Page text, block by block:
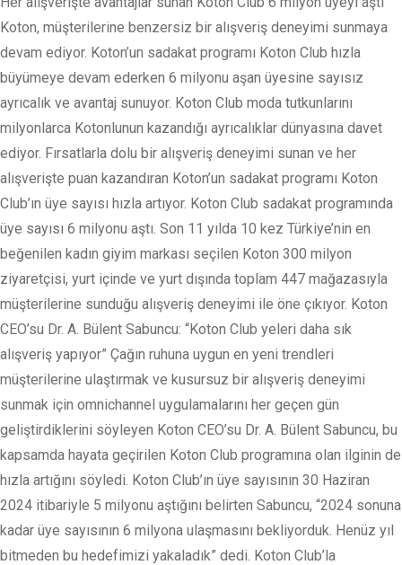
Koton, müşterilerine benzersiz bir alışveriş deneyimi sunmaya
devam ediyor. Koton’un sadakat programı Koton Club hızla
büyümeye devam ederken 6 milyonu aşan üyesine sayısız
ayrıcalık ve avantaj sunuyor. Koton Club moda tutkunlarını
milyonlarca Kotonlunun kazandığı ayrıcalıklar dünyasına davet
ediyor. Fırsatlarla dolu bir alışveriş deneyimi sunan ve her
alışverişte puan kazandıran Koton’un sadakat programı Koton
Club’ın üye sayısı hızla artıyor. Koton Club sadakat programında
üye sayısı 6 milyonu aştı. Son 11 yılda 10 kez Türkiye’nin en
beğenilen kadın giyim markası seçilen Koton 300 milyon
ziyaretçisi, yurt içinde ve yurt dışında toplam 447 mağazasıyla
müşterilerine sunduğu alışveriş deneyimi ile öne çıkıyor. Koton
CEO’su Dr. A. Bülent Sabuncu: “Koton Club yeleri daha sık
alışveriş yapıyor” Çağın ruhuna uygun en yeni trendleri
müşterilerine ulaştırmak ve kusursuz bir alışveriş deneyimi
sunmak için omnichannel uygulamalarını her geçen gün
geliştirdiklerini söyleyen Koton CEO’su Dr. A. Bülent Sabuncu, bu
kapsamda hayata geçirilen Koton Club programına olan ilginin de
hızla artığını söyledi. Koton Club’ın üye sayısının 30 Haziran
2024 itibariyle 5 milyonu aştığını belirten Sabuncu, “2024 sonuna
kadar üye sayısının 6 milyona ulaşmasını bekliyorduk. Henüz yıl
bitmeden bu hedefimizi yakaladık” dedi. Koton Club’la